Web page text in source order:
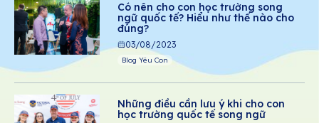
Có nên cho con học trường song
ngữ quốc tế? Hiểu như thế nào cho
đúng?
03/08/2023
Blog Yêu Con
Những điều cần lưu ý khi cho con
học trường quốc tế song ngữ